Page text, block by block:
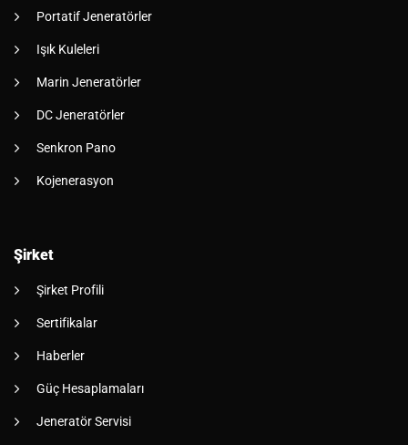
Portatif Jeneratörler
Işık Kuleleri
Marin Jeneratörler
DC Jeneratörler
Senkron Pano
Kojenerasyon
Şirket
Şirket Profili
Sertifikalar
Haberler
Güç Hesaplamaları
Jeneratör Servisi